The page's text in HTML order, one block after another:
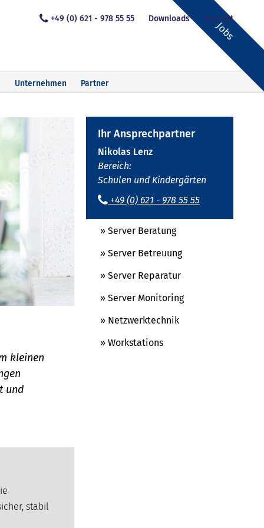
Jobs
+49 (0) 621 - 978 55 55 Downloads Kontakt
Unternehmen Partner
kleinen
und
stabil
Ihr Ansprechpartner
Nikolas Lenz
Bereich:
Schulen und Kindergärten
+49 (0) 621 - 978 55 55
» Server Beratung
» Server Betreuung
» Server Reparatur
» Server Monitoring
» Netzwerktechnik
» Workstations